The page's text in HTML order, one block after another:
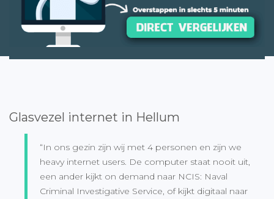
Glasvezel internet in Hellum
“In ons gezin zijn wij met 4 personen en zijn we
heavy internet users. De computer staat nooit uit,
een ander kijkt on demand naar NCIS: Naval
Criminal Investigative Service, of kijkt digitaal naar